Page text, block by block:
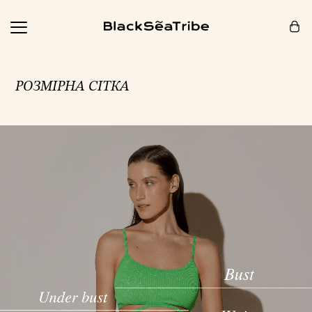
Ваш кошик порожній :(
Схоже, ви ще нічого не додали... Давайте почнемо!
Продовжити покупки
РЕКОМЕНДОВАНО ДЛЯ ВАС
РОЗМІРНА СІТКА